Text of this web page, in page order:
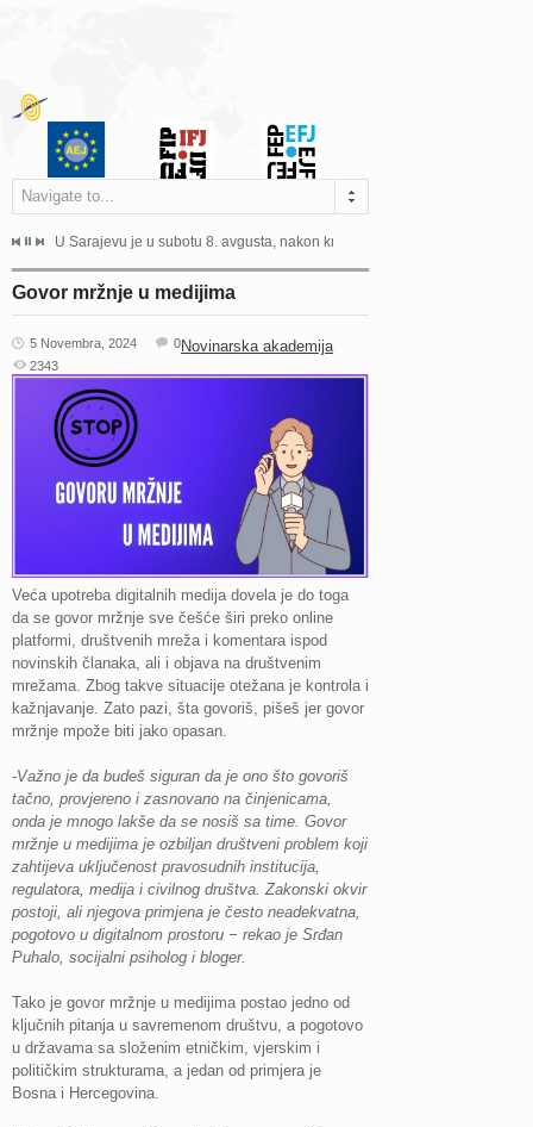
Navigate to...
na zahtjeve za pristup informacijama u zakonskom...
U Sarajevu je u subotu 8. avgusta, nakon kraće bolesti, preminuo
Govor mržnje u medijima
5 Novembra, 2024 Novinarska akademija
0
2343
Veća upotreba digitalnih medija dovela je do toga
da se govor mržnje sve češće širi preko online
platformi, društvenih mreža i komentara ispod
novinskih članaka, ali i objava na društvenim
mrežama. Zbog takve situacije otežana je kontrola i
kažnjavanje. Zato pazi, šta govoriš, pišeš jer govor
mržnje mpože biti jako opasan.
-Važno je da budeš siguran da je ono što govoriš
tačno, provjereno i zasnovano na činjenicama,
onda je mnogo lakše da se nosiš sa time. Govor
mržnje u medijima je ozbiljan društveni problem koji
zahtijeva uključenost pravosudnih institucija,
regulatora, medija i civilnog društva. Zakonski okvir
postoji, ali njegova primjena je često neadekvatna,
pogotovo u digitalnom prostoru − rekao je Srđan
Puhalo, socijalni psiholog i bloger.
Tako je govor mržnje u medijima postao jedno od
ključnih pitanja u savremenom društvu, a pogotovo
u državama sa složenim etničkim, vjerskim i
političkim strukturama, a jedan od primjera je
Bosna i Hercegovina.